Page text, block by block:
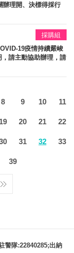
辦理開、決標得採行
採購組
19疫情持續嚴峻
請主動協助辦理，請
8 9 10 11
19 20 21 22
31 32 33
39
警隊:22840285;出納